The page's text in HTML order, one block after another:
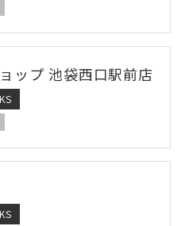
ップ 池袋西口駅前店